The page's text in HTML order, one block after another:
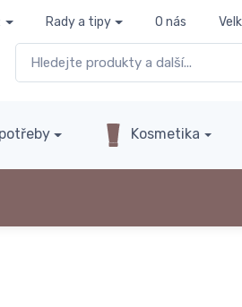
Rady a tipy O nás
Kosmetika